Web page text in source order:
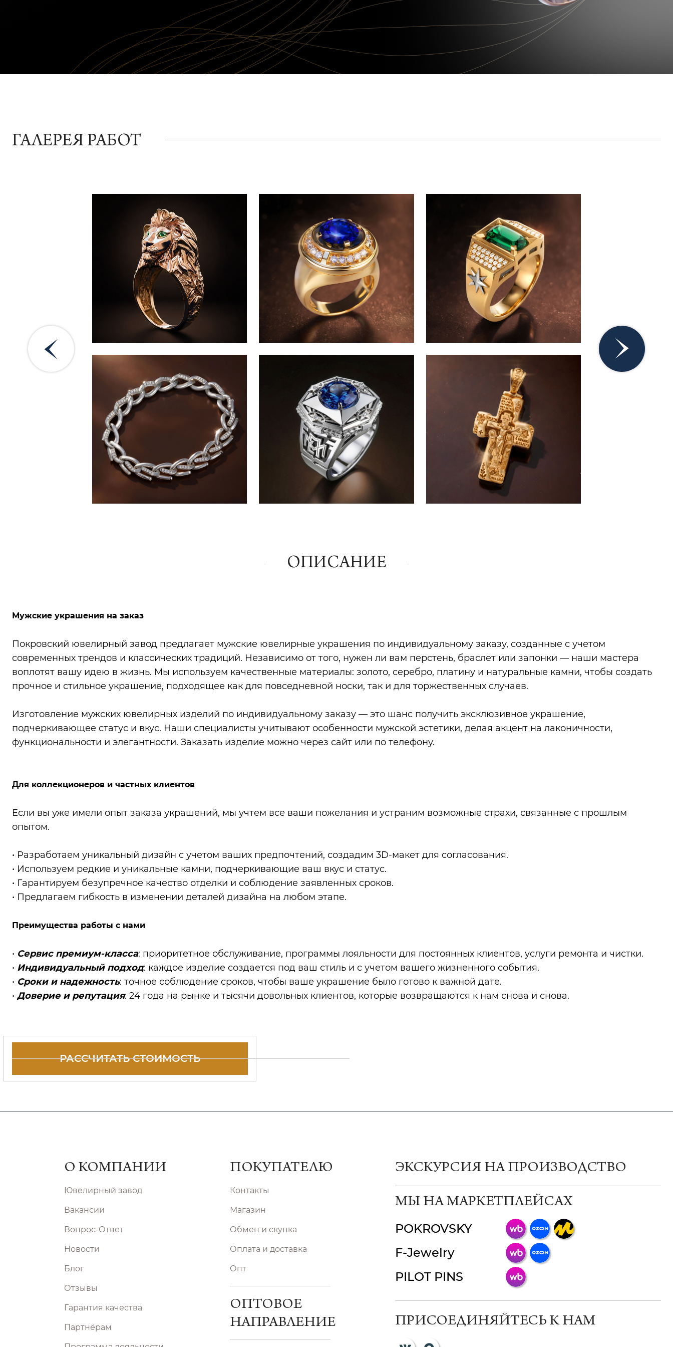
ГАЛЕРЕЯ РАБОТ
ОПИСАНИЕ
Мужские украшения на заказ
Покровский ювелирный завод предлагает мужские ювелирные украшения по индивидуальному заказу, созданные с учетом
современных трендов и классических традиций. Независимо от того, нужен ли вам перстень, браслет или запонки — наши мастера
воплотят вашу идею в жизнь. Мы используем качественные материалы: золото, серебро, платину и натуральные камни, чтобы создать
прочное и стильное украшение, подходящее как для повседневной носки, так и для торжественных случаев.
Изготовление мужских ювелирных изделий по индивидуальному заказу — это шанс получить эксклюзивное украшение,
подчеркивающее статус и вкус. Наши специалисты учитывают особенности мужской эстетики, делая акцент на лаконичности,
функциональности и элегантности. Заказать изделие можно через сайт или по телефону.
Для коллекционеров и частных клиентов
Если вы уже имели опыт заказа украшений, мы учтем все ваши пожелания и устраним возможные страхи, связанные с прошлым
опытом.
• Разработаем уникальный дизайн с учетом ваших предпочтений, создадим 3D-макет для согласования.
• Используем редкие и уникальные камни, подчеркивающие ваш вкус и статус.
• Гарантируем безупречное качество отделки и соблюдение заявленных сроков.
• Предлагаем гибкость в изменении деталей дизайна на любом этапе.
Преимущества работы с нами
• Сервис премиум-класса: приоритетное обслуживание, программы лояльности для постоянных клиентов, услуги ремонта и чистки.
• Индивидуальный подход: каждое изделие создается под ваш стиль и с учетом вашего жизненного события.
• Сроки и надежность: точное соблюдение сроков, чтобы ваше украшение было готово к важной дате.
• Доверие и репутация: 24 года на рынке и тысячи довольных клиентов, которые возвращаются к нам снова и снова.
РАССЧИТАТЬ СТОИМОСТЬ
О КОМПАНИИ
Ювелирный завод
Вакансии
Вопрос-Ответ
Новости
Блог
Отзывы
Гарантия качества
Партнёрам
ПОКУПАТЕЛЮ
Контакты
Магазин
Обмен и скупка
Оплата и доставка
Опт
ОПТОВОЕ
НАПРАВЛЕНИЕ
ЭКСКУРСИЯ НА ПРОИЗВОДСТВО
МЫ НА МАРКЕТПЛЕЙСАХ
POKROVSKY
F-Jewelry
PILOT PINS
ПРИСОЕДИНЯЙТЕСЬ К НАМ
ChatApp
мессенджер!